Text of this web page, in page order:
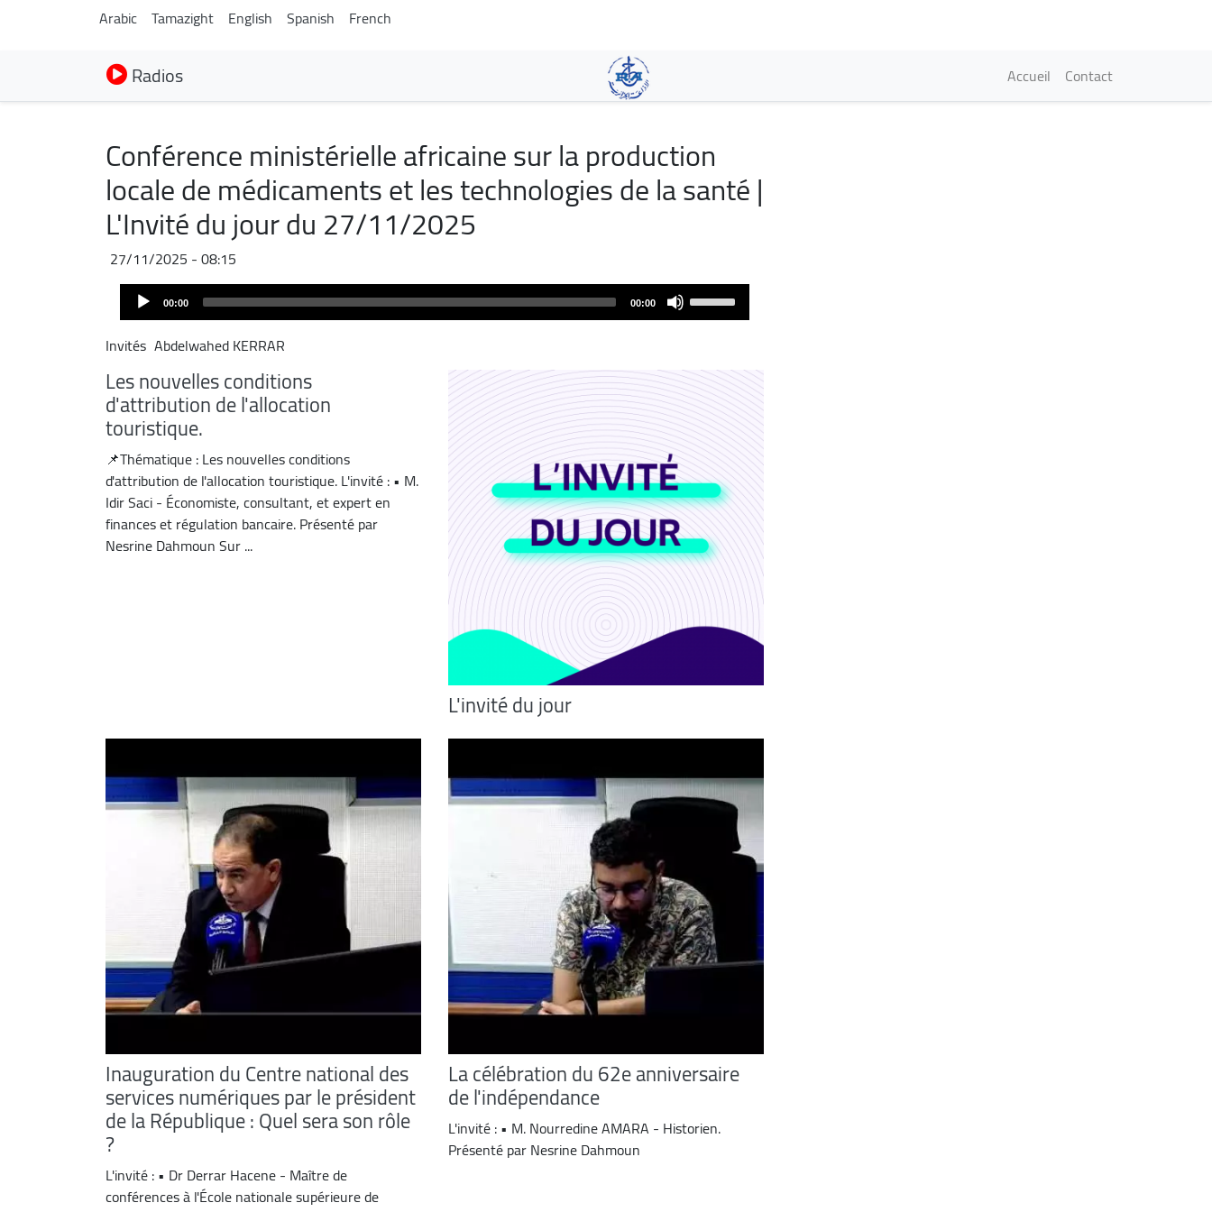
contenu
principal
Arabic Tamazight English Spanish French
Radios Navigation
Accueil Contact
Conférence ministérielle africaine sur la production
locale de médicaments et les technologies de la santé |
L'Invité du jour du 27/11/2025
27/11/2025 - 08:15
Audio
Player 00:00 00:00
to
increase
or
decrease
volume.
Invités Abdelwahed KERRAR
Les nouvelles conditions
d'attribution de l'allocation
touristique.
📌Thématique : Les nouvelles conditions
d'attribution de l'allocation touristique. L'invité : • M.
Idir Saci - Économiste, consultant, et expert en
finances et régulation bancaire. Présenté par
Nesrine Dahmoun Sur ...
L'invité du jour
Inauguration du Centre national des
services numériques par le président
de la République : Quel sera son rôle
?
L'invité : • Dr Derrar Hacene - Maître de
conférences à l'École nationale supérieure de
La célébration du 62e anniversaire
de l'indépendance
L'invité : • M. Nourredine AMARA - Historien.
Présenté par Nesrine Dahmoun